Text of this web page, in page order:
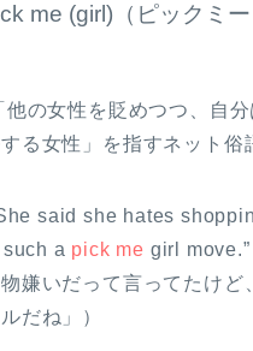
me (girl)（ピックミ
他の女性を貶めつつ、自
る女性」を指すネット俗
said she hates
a pick me girl
嫌いだって言ってたけど
だね」）